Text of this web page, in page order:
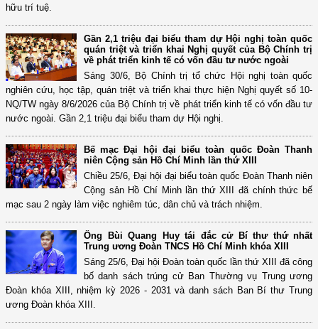
hữu trí tuệ.
Gần 2,1 triệu đại biểu tham dự Hội nghị toàn quốc
quán triệt và triển khai Nghị quyết của Bộ Chính trị
về phát triển kinh tế có vốn đầu tư nước ngoài
Sáng 30/6, Bộ Chính trị tổ chức Hội nghị toàn quốc
nghiên cứu, học tập, quán triệt và triển khai thực hiện Nghị quyết số 10-
NQ/TW ngày 8/6/2026 của Bộ Chính trị về phát triển kinh tế có vốn đầu tư
nước ngoài. Gần 2,1 triệu đại biểu tham dự Hội nghị.
Bế mạc Đại hội đại biểu toàn quốc Đoàn Thanh
niên Cộng sản Hồ Chí Minh lần thứ XIII
Chiều 25/6, Đại hội đại biểu toàn quốc Đoàn Thanh niên
Cộng sản Hồ Chí Minh lần thứ XIII đã chính thức bế
mạc sau 2 ngày làm việc nghiêm túc, dân chủ và trách nhiệm.
Ông Bùi Quang Huy tái đắc cử Bí thư thứ nhất
Trung ương Đoàn TNCS Hồ Chí Minh khóa XIII
Sáng 25/6, Đại hội Đoàn toàn quốc lần thứ XIII đã công
bố danh sách trúng cử Ban Thường vụ Trung ương
Đoàn khóa XIII, nhiệm kỳ 2026 - 2031 và danh sách Ban Bí thư Trung
ương Đoàn khóa XIII.